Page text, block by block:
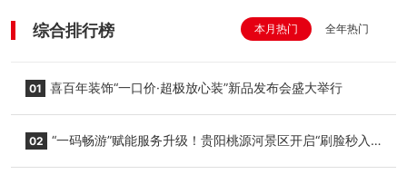
综合排行榜 本月热门 全年热门
01 喜百年装饰“一口价·超极放心装”新品发布会盛大举行
02 “一码畅游”赋能服务升级！贵阳桃源河景区开启“刷脸秒入